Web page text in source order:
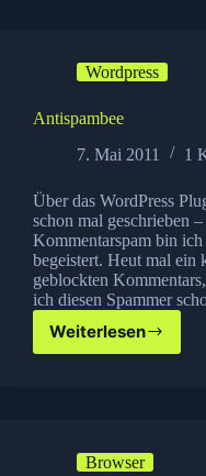
dein
Wordpress
Antispambee
7. Mai 2011
1
Über das WordPress
schon mal geschrieben
Kommentarspam bin
begeistert. Heut mal ein
geblockten
ich diesen Spammer
WeiterlesenAntispambee
Browser